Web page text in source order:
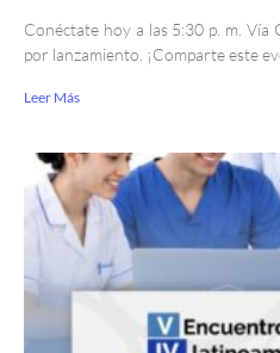
Conéctate hoy a las 5:30 p. m. Vía
por lanzamiento. ¡Comparte este
Leer Más